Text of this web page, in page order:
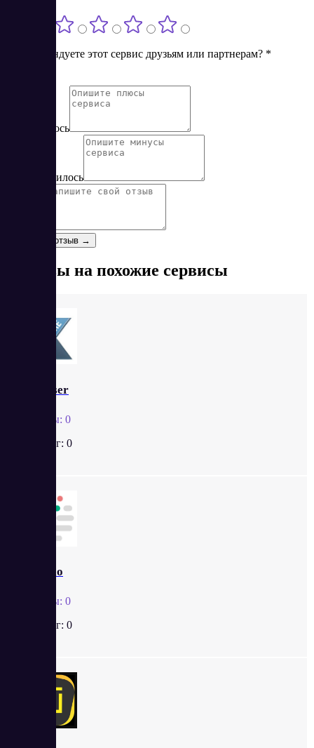
Порекомендуете этот сервис друзьям или партнерам? *
Понравилось
Не понравилось
Оставить отзыв →
Отзывы на похожие сервисы
X-Parser
Отзывы: 0
Рейтинг: 0
Frase.io
Отзывы: 0
Рейтинг: 0